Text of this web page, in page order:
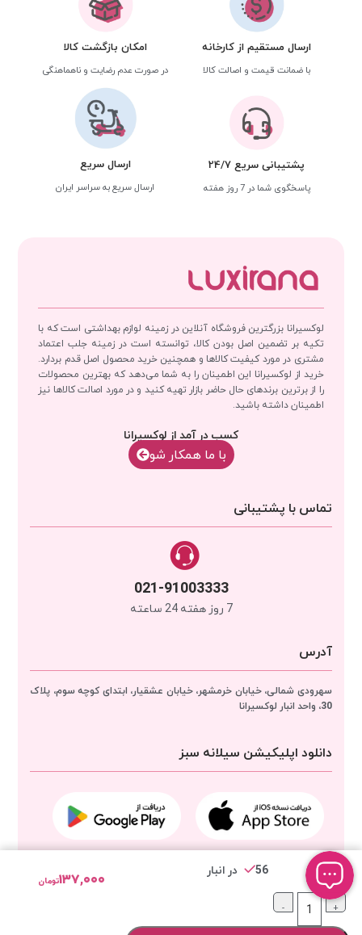
56 در انبار
- +
تومان۱۳۷,۰۰۰
ارسال مستقیم از کارخانه
با ضمانت قیمت و اصالت کالا
امکان بازگشت کالا
در صورت عدم رضایت و ناهماهنگی
پشتیبانی سریع 24/7
پاسخگوی شما در 7 روز هفته
ارسال سریع
ارسال سریع به سراسر ایران
لوکسیرانا بزرگترین فروشگاه آنلاین در زمینه لوازم بهداشتی است که با
تکیه بر تضمین اصل بودن کالا، توانسته است در زمینه جلب اعتماد
مشتری در مورد کیفیت کالاها و همچنین خرید محصول اصل قدم بردارد.
خرید از لوکسیرانا این اطمینان را به شما می‌دهد که بهترین محصولات
را از برترین برندهای حال حاضر بازار تهیه کنید و در مورد اصالت کالاها نیز
اطمینان داشته باشید.
کسب در آمد از لوکسیرانا
با‌‌ ما همکار شو
تماس با پشتیبانی
021-91003333
7 روز هفته 24 ساعته
آدرس
سهرودی شمالی، خیابان خرمشهر، خیابان عشقیار، ابتدای کوچه سوم، پلاک
30، واحد انبار
لوکسیرانا
دانلود اپلیکیشن سیلانه سبز
مجوزهای لوکسیرانا